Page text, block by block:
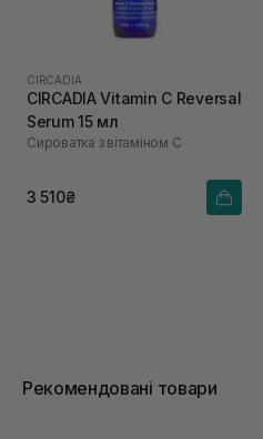
CIRCADIA
CIRCADIA Vitamin C Reversal
Serum 15 мл
Сироватка з вітаміном С
3 510₴
Рекомендовані товари